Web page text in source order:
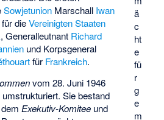
ä
c
ht
e
fü
r
g
e
m
Sowjetunion Marschall Iwan
für dieVereinigten Staaten
, Generalleutnant Richard
und Korpsgeneral
für Frankreich.
vom 28. Juni 1946
Sie bestand
Exekutiv-Komitee und